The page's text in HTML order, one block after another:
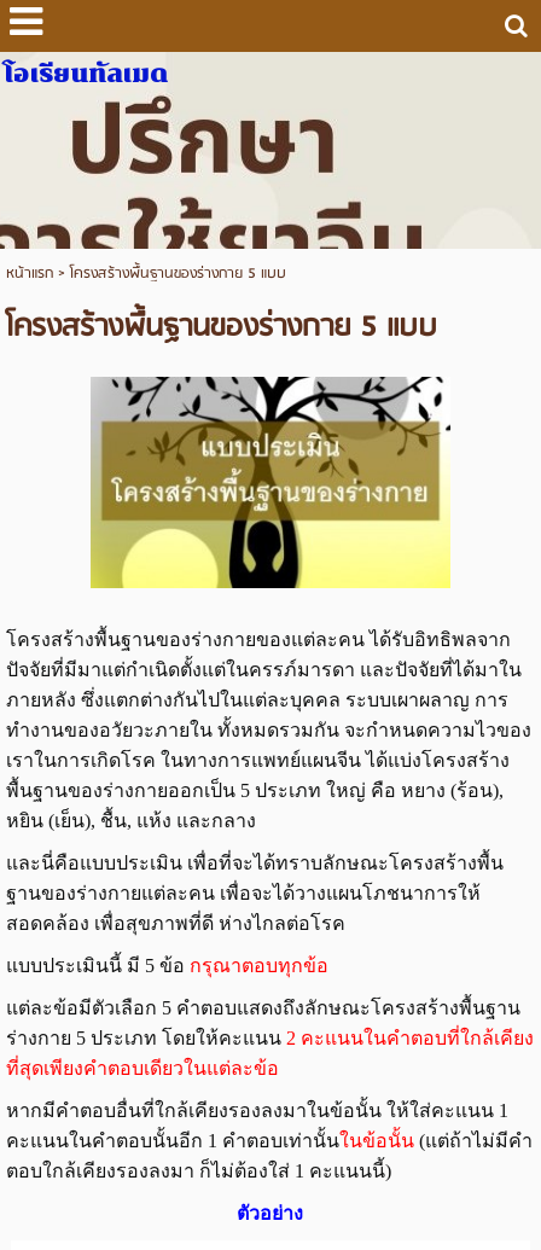
โอเรียนทัลเมด
หน้าแรก>โครงสร้างพื้นฐานของร่างกาย 5 แบบ
โครงสร้างพื้นฐานของร่างกาย 5 แบบ
โครงสร้างพื้นฐานของร่างกายของแต่ละคน ได้รับอิทธิพลจาก
ปัจจัยที่มีมาแต่กำเนิดตั้งแต่ในครรภ์มารดา และปัจจัยที่ได้มาใน
ภายหลัง ซึ่งแตกต่างกันไปในแต่ละบุคคล ระบบเผาผลาญ การ
ทำงานของอวัยวะภายใน ทั้งหมดรวมกัน จะกำหนดความไวของ
เราในการเกิดโรค ในทางการแพทย์แผนจีน ได้แบ่งโครงสร้าง
พื้นฐานของร่างกายออกเป็น 5 ประเภท ใหญ่ คือ หยาง (ร้อน),
หยิน (เย็น), ชื้น, แห้ง และกลาง
และนี่คือแบบประเมิน เพื่อที่จะได้ทราบลักษณะโครงสร้างพื้น
ฐานของร่างกายแต่ละคน เพื่อจะได้วางแผนโภชนาการให้
สอดคล้อง เพื่อสุขภาพที่ดี ห่างไกลต่อโรค
แบบประเมินนี้ มี 5 ข้อ กรุณาตอบทุกข้อ
แต่ละข้อมีตัวเลือก 5 คำตอบแสดงถึงลักษณะโครงสร้างพื้นฐาน
ร่างกาย 5 ประเภท โดยให้คะแนน 2 คะแนนในคำตอบที่ใกล้เคียง
ที่สุดเพียงคำตอบเดียวในแต่ละข้อ
หากมีคำตอบอื่นที่ใกล้เคียงรองลงมาในข้อนั้น ให้ใส่คะแนน 1
คะแนนในคำตอบนั้นอีก 1 คำตอบเท่านั้นในข้อนั้น(แต่ถ้าไม่มีคำ
ตอบใกล้เคียงรองลงมา ก็ไม่ต้องใส่ 1 คะแนนนี้)
ตัวอย่าง